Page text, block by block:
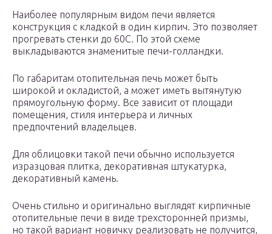
Наиболее популярным видом печи является
конструкция с кладкой в один кирпич. Это позволяет
прогревать стенки до 60С. По этой схеме
выкладываются знаменитые печи-голландки.
По габаритам отопительная печь может быть
широкой и окладистой, а может иметь вытянутую
прямоугольную форму. Все зависит от площади
помещения, стиля интерьера и личных
предпочтений владельцев.
Для облицовки такой печи обычно используется
изразцовая плитка, декоративная штукатурка,
декоративный камень.
Очень стильно и оригинально выглядят кирпичные
отопительные печи в виде трехсторонней призмы,
но такой вариант новичку реализовать не получится,